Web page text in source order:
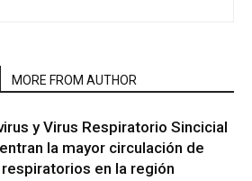
MORE FROM AUTHOR
y Virus Respiratorio Sincicial
la mayor circulación de
en la región